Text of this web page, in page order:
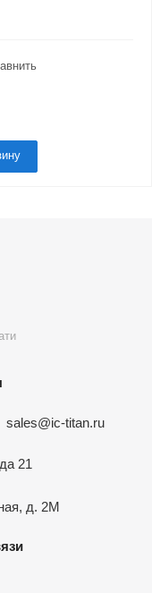
sales@ic-titan.ru
21
д. 2М